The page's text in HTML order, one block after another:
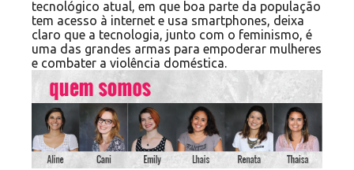
tecnológico atual, em que boa parte da população
tem acesso à internet e usa smartphones, deixa
claro que a tecnologia, junto com o feminismo, é
uma das grandes armas para empoderar mulheres
e combater a violência doméstica.